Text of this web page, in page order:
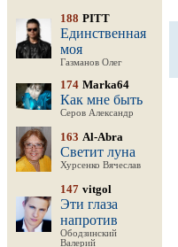
188 PITT
Единственная
моя
Газманов Олег
174 Marka64
Как мне быть
Серов Александр
163 Al-Abra
Светит луна
Хурсенко Вячеслав
147 vitgol
Эти глаза
напротив
Ободзинский
Валерий